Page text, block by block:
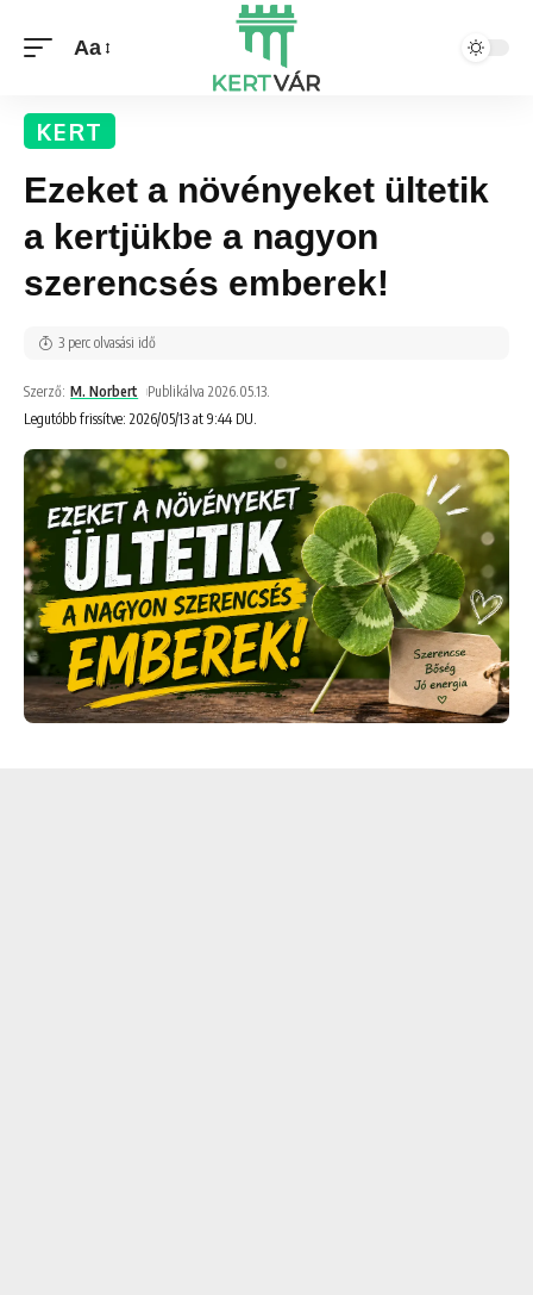
Aa
KERT
Ezeket a növényeket ültetik
a kertjükbe a nagyon
szerencsés emberek!
Legutóbb frissítve: 2026/05/13 at 9:44 DU.
Szerző: M. Norbert Publikálva 2026.05.13.
3 perc olvasási idő